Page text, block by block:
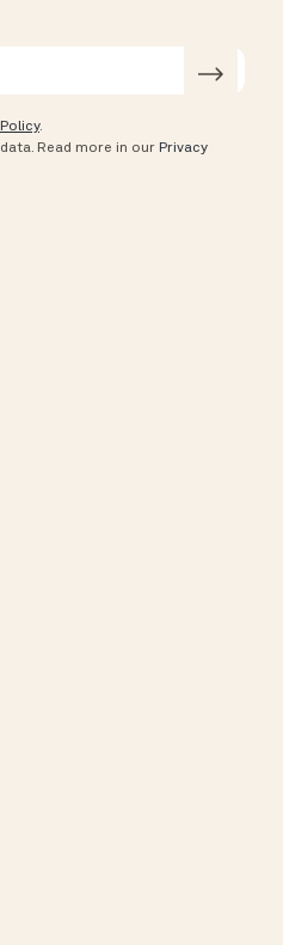
.
Read more in our Privacy